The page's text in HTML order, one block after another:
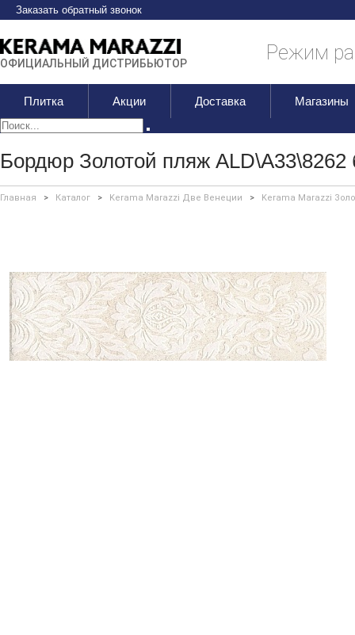
Заказать обратный звонок
ОФИЦИАЛЬНЫЙ ДИСТРИБЬЮТОР Режим
Плитка Акции Доставка Магазины
Бордюр Золотой пляж
Главная > Каталог > Kerama Marazzi Две Венеции > Kerama Marazzi